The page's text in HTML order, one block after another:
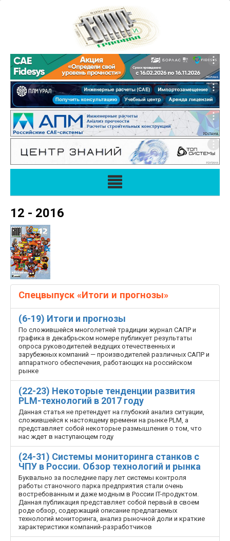
12 - 2016
Спецвыпуск «Итоги и прогнозы»
(6-19) Итоги и прогнозы
По сложившейся многолетней традиции журнал САПР и
графика в декабрьском номере публикует результаты
опроса руководителей ведущих отечественных и
зарубежных компаний — производителей различных САПР и
аппаратного обеспечения, работающих на российском
рынке
(22-23) Некоторые тенденции развития
PLM-­технологий в 2017 году
Данная статья не претендует на глубокий анализ ситуации,
сложившейся к настоящему времени на рынке PLM, а
представляет собой некоторые размышления о том, что
нас ждет в наступающем году
(24-31) Системы мониторинга станков с
ЧПУ в России. Обзор технологий и рынка
Буквально за последние пару лет системы контроля
работы станочного парка предприятия стали очень
востребованным и даже модным в России IT-продуктом.
Данная публикация представляет собой первый в своем
роде обзор, содержащий описание предлагаемых
технологий мониторинга, анализ рыночной доли и краткие
характеристики компаний-разработчиков